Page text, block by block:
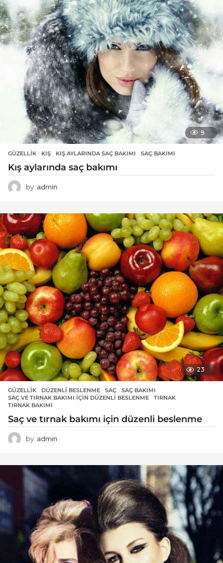
9
GÜZELLIK KIŞ ,KIŞ AYLARINDA SAÇ BAKIMI ,SAÇ BAKIMI
Kış aylarında saç bakımı
by admin
23
GÜZELLIK DÜZENLI BESLENME ,SAÇ ,SAÇ BAKIMI
SAÇ VE TIRNAK BAKIMI IÇIN DÜZENLI BESLENME
,TIRNAK
TIRNAK BAKIMI
Saç ve tırnak bakımı için düzenli beslenme
by admin